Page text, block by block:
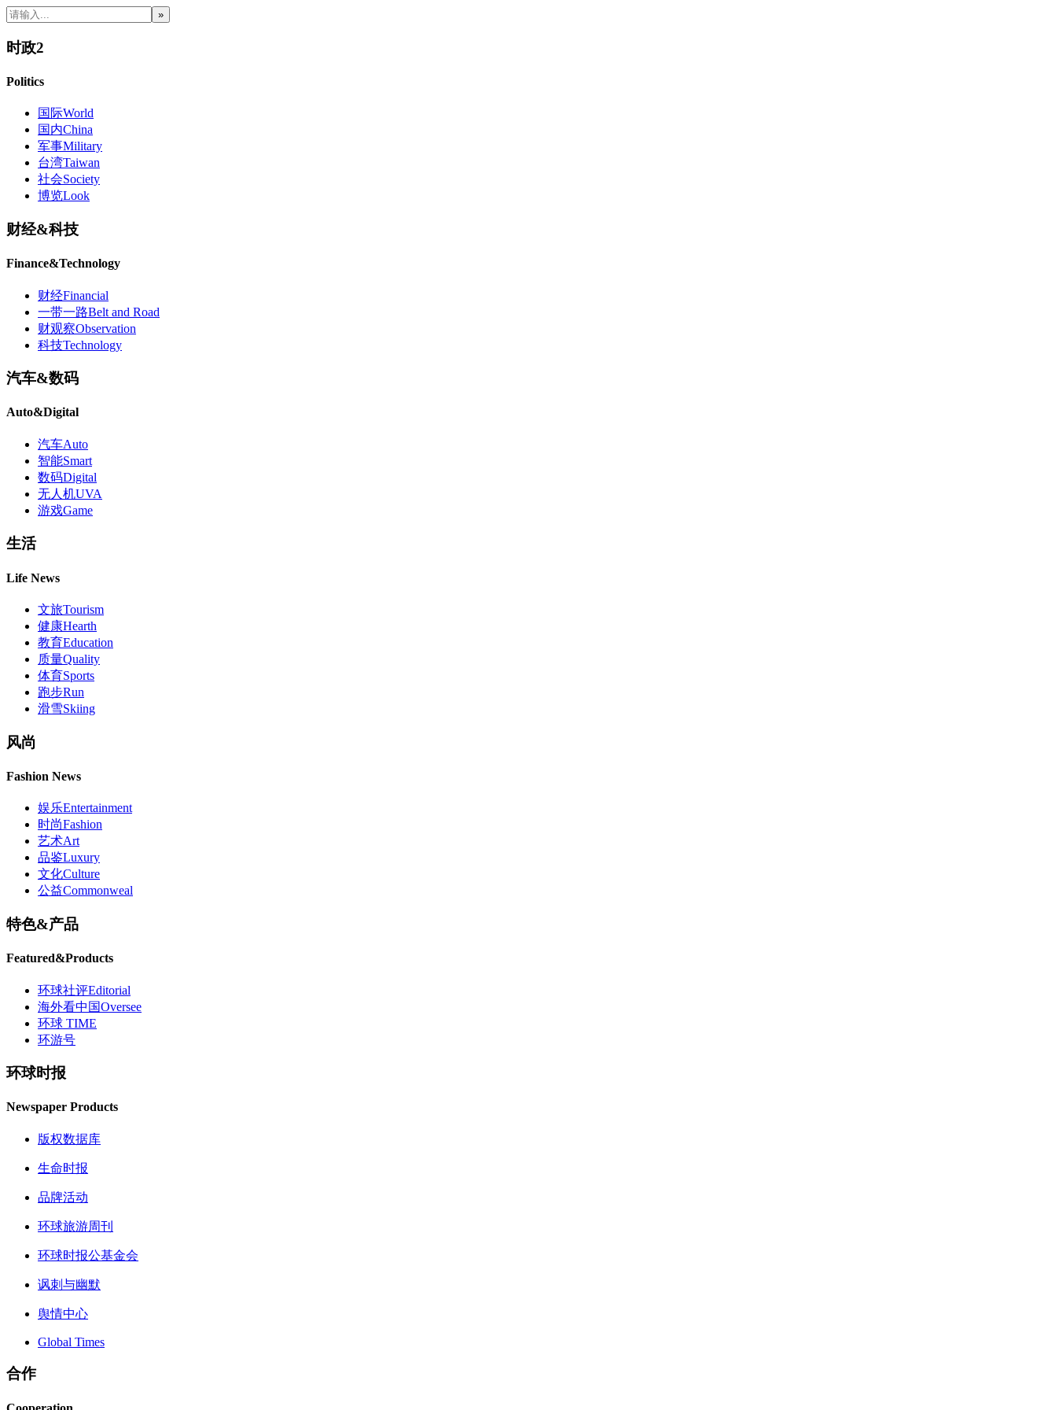
时政2
Politics
国际World
国内China
军事Military
台湾Taiwan
社会Society
博览Look
财经&科技
Finance&Technology
财经Financial
一带一路Belt and Road
财观察Observation
科技Technology
汽车&数码
Auto&Digital
汽车Auto
智能Smart
数码Digital
无人机UVA
游戏Game
生活
Life News
文旅Tourism
健康Hearth
教育Education
质量Quality
体育Sports
跑步Run
滑雪Skiing
风尚
Fashion News
娱乐Entertainment
时尚Fashion
艺术Art
品鉴Luxury
文化Culture
公益Commonweal
特色&产品
Featured&Products
环球社评Editorial
海外看中国Oversee
环球 TIME
环游号
环球时报
Newspaper Products
版权数据库
生命时报
品牌活动
环球旅游周刊
环球时报公基金会
讽刺与幽默
舆情中心
Global Times
合作